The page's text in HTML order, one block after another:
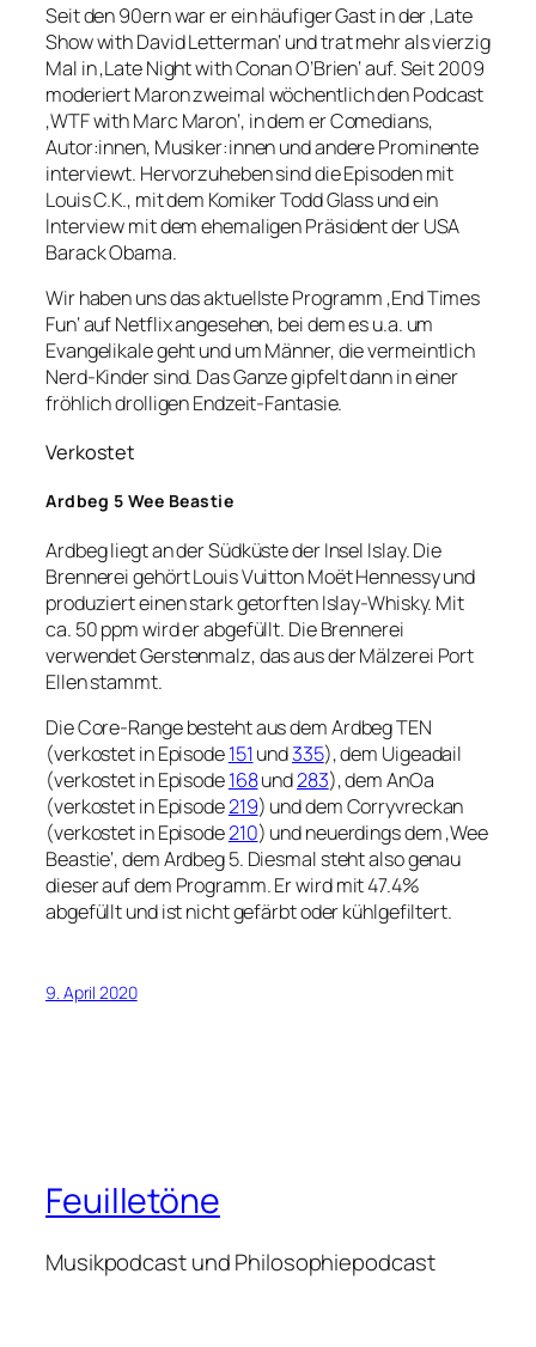
Seit den 90ern war er ein häufiger Gast in der ‚Late
Show with David Letterman‘ und trat mehr als vierzig
Mal in ‚Late Night with Conan O’Brien‘ auf. Seit 2009
moderiert Maron zweimal wöchentlich den Podcast
‚WTF with Marc Maron‘, in dem er Comedians,
Autor:innen, Musiker:innen und andere Prominente
interviewt. Hervorzuheben sind die Episoden mit
Louis C.K., mit dem Komiker Todd Glass und ein
Interview mit dem ehemaligen Präsident der USA
Barack Obama.
Wir haben uns das aktuellste Programm ‚End Times
Fun‘ auf Netflix angesehen, bei dem es u.a. um
Evangelikale geht und um Männer, die vermeintlich
Nerd-Kinder sind. Das Ganze gipfelt dann in einer
fröhlich drolligen Endzeit-Fantasie.
Verkostet
Ardbeg 5 Wee Beastie
Ardbeg liegt an der Südküste der Insel Islay. Die
Brennerei gehört Louis Vuitton Moët Hennessy und
produziert einen stark getorften Islay-Whisky. Mit
ca. 50 ppm wird er abgefüllt. Die Brennerei
verwendet Gerstenmalz, das aus der Mälzerei Port
Ellen stammt.
Die Core-Range besteht aus dem Ardbeg TEN
(verkostet in Episode151und335), dem Uigeadail
(verkostet in Episode168und283), dem AnOa
(verkostet in Episode219) und dem Corryvreckan
(verkostet in Episode210) und neuerdings dem ‚Wee
Beastie‘, dem Ardbeg 5. Diesmal steht also genau
dieser auf dem Programm. Er wird mit 47.4%
abgefüllt und ist nicht gefärbt oder kühlgefiltert.
9. April 2020
Feuilletöne
Musikpodcast und Philosophiepodcast